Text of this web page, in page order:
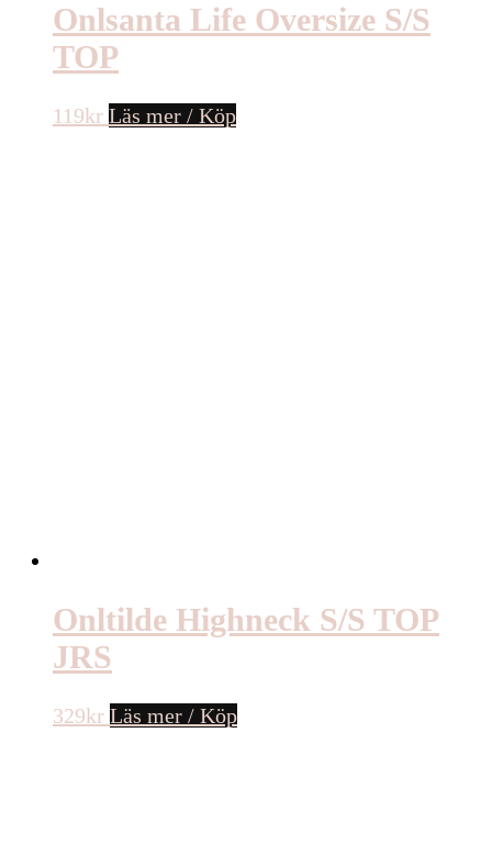
Onlsanta Life Oversize S/S
TOP
119kr Läs mer / Köp
Onltilde Highneck S/S TOP
JRS
329kr Läs mer / Köp